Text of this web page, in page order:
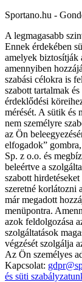
Sportano.hu -
A legmagasabb
Ennek érdekében
amelyek biztosítják
amennyiben
szabási célokra is
szabott tartalmak
érdeklődési
mérését. A sütik és
nem személyre
az Ön
elfogadok”
Sp. z o.o. és
beleértve a
szabott
szeretné korlátozni
már megadott
menüpontra.
azok feldolgozása
szolgáltatások
végzését szolgálja
Az Ön személyes
Kapcsolat:
és süti